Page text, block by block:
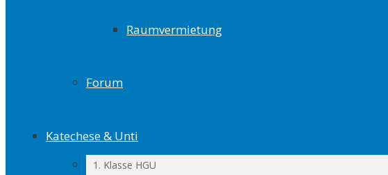
Raumvermietung
Forum
Katechese & Unti
1. Klasse HGU